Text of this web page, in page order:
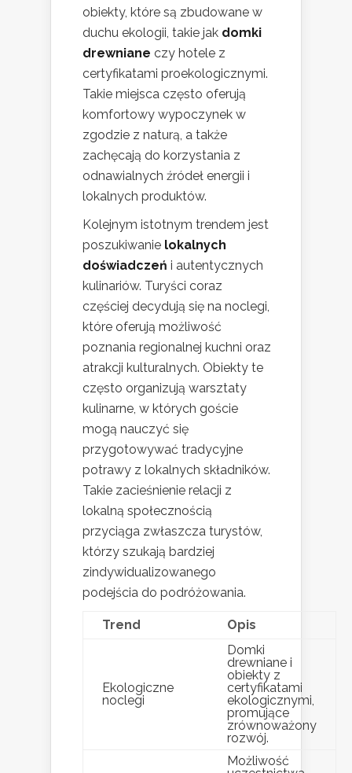
obiekty, które są zbudowane w
duchu ekologii, takie jak domki
drewniane czy hotele z
certyfikatami proekologicznymi.
Takie miejsca często oferują
komfortowy wypoczynek w
zgodzie z naturą, a także
zachęcają do korzystania z
odnawialnych źródeł energii i
lokalnych produktów.
Kolejnym istotnym trendem jest
poszukiwanie lokalnych
doświadczeń i autentycznych
kulinariów. Turyści coraz
częściej decydują się na noclegi,
które oferują możliwość
poznania regionalnej kuchni oraz
atrakcji kulturalnych. Obiekty te
często organizują warsztaty
kulinarne, w których goście
mogą nauczyć się
przygotowywać tradycyjne
potrawy z lokalnych składników.
Takie zacieśnienie relacji z
lokalną społecznością
przyciąga zwłaszcza turystów,
którzy szukają bardziej
zindywidualizowanego
podejścia do podróżowania.
Trend Opis
Ekologiczne
noclegi
Domki
drewniane i
obiekty z
certyfikatami
ekologicznymi,
promujące
zrównoważony
rozwój.
Możliwość